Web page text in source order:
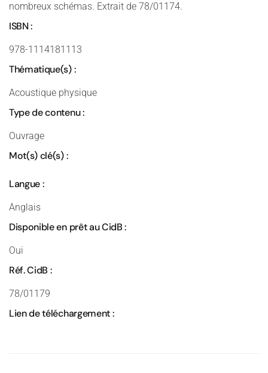
nombreux schémas. Extrait de 78/01174.
ISBN :
978-1114181113
Thématique(s) :
Acoustique physique
Type de contenu :
Ouvrage
Mot(s) clé(s) :
Langue :
Anglais
Disponible en prêt au CidB :
Oui
Réf. CidB :
78/01179
Lien de téléchargement :